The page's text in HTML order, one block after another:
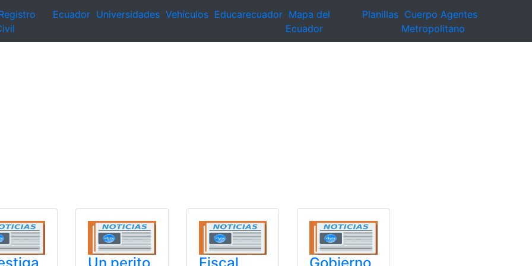
Ecuador Universidades Vehículos Educarecuador Mapa del
Ecuador
Planillas Cuerpo Agentes
Metropolitano